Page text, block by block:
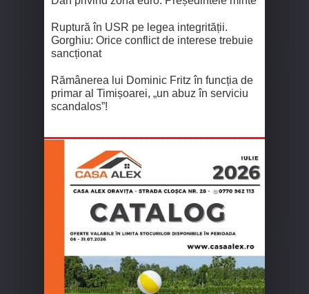
Ruptură în USR pe legea integrității.
Gorghiu: Orice conflict de interese trebuie
sancționat
Rămânerea lui Dominic Fritz în funcția de
primar al Timișoarei, „un abuz în serviciu
scandalos”!